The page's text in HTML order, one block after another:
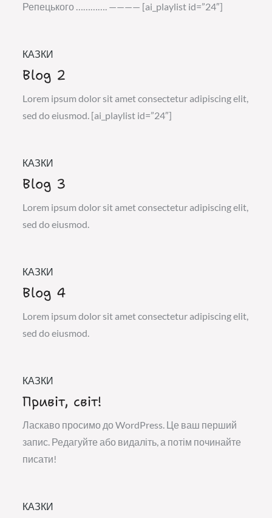
Репецького …………. ———— [ai_playlist id=”24″]
КАЗКИ
Blog 2
Lorem ipsum dolor sit amet consectetur adipiscing elit,
sed do eiusmod. [ai_playlist id=”24″]
КАЗКИ
Blog 3
Lorem ipsum dolor sit amet consectetur adipiscing elit,
sed do eiusmod.
КАЗКИ
Blog 4
Lorem ipsum dolor sit amet consectetur adipiscing elit,
sed do eiusmod.
КАЗКИ
Привіт, світ!
Ласкаво просимо до WordPress. Це ваш перший
запис. Редагуйте або видаліть, а потім починайте
писати!
КАЗКИ